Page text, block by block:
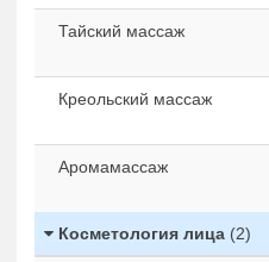
Тайский массаж
Креольский массаж
Аромамассаж
Косметология лица (2)